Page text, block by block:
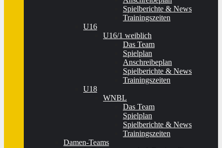
Spielberichte & News
Trainingszeiten
U16
U16/1 weiblich
Das Team
Spielplan
Anschreibeplan
Spielberichte & News
Trainingszeiten
U18
WNBL
Das Team
Spielplan
Spielberichte & News
Trainingszeiten
Damen-Teams